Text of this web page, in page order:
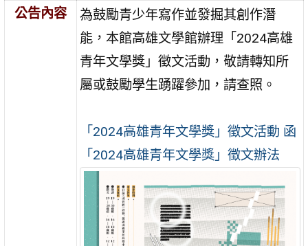
公告內容
為鼓勵青少年寫作並發掘其創作潛
能，本館高雄文學館辦理「2024高雄
青年文學獎」徵文活動，敬請轉知所
屬或鼓勵學生踴躍參加，請查照。
「2024高雄青年文學獎」徵文活動 函
「2024高雄青年文學獎」徵文辦法